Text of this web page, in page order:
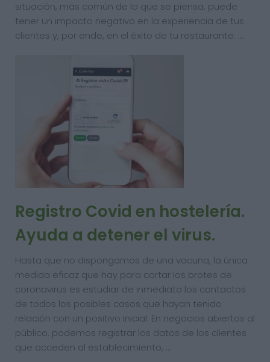
situación, más común de lo que se piensa, puede
tener un impacto negativo en la experiencia de tus
clientes y, por ende, en el éxito de tu restaurante. …
Registro Covid en hostelería.
Ayuda a detener el virus.
Hasta que no dispongamos de una vacuna, la única
medida eficaz que hay para cortar los brotes de
coronavirus es estudiar de inmediato los contactos
de todos los posibles casos que hayan tenido
relación con un positivo inicial. En negocios abiertos al
público, podemos registrar los datos de los clientes
que acceden al establecimiento, …